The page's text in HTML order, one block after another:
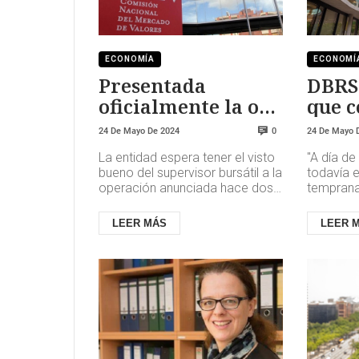
ECONOMÍA
Presentada
oficialmente la opa
sobre Sabadell
24 De Mayo De 2024 0
La entidad espera tener el visto
bueno del supervisor bursátil a la
operación anunciada hace dos
los accionistas del...
LEER MÁS
que
opa
24 De Mayo
"A día
todavía
LEER